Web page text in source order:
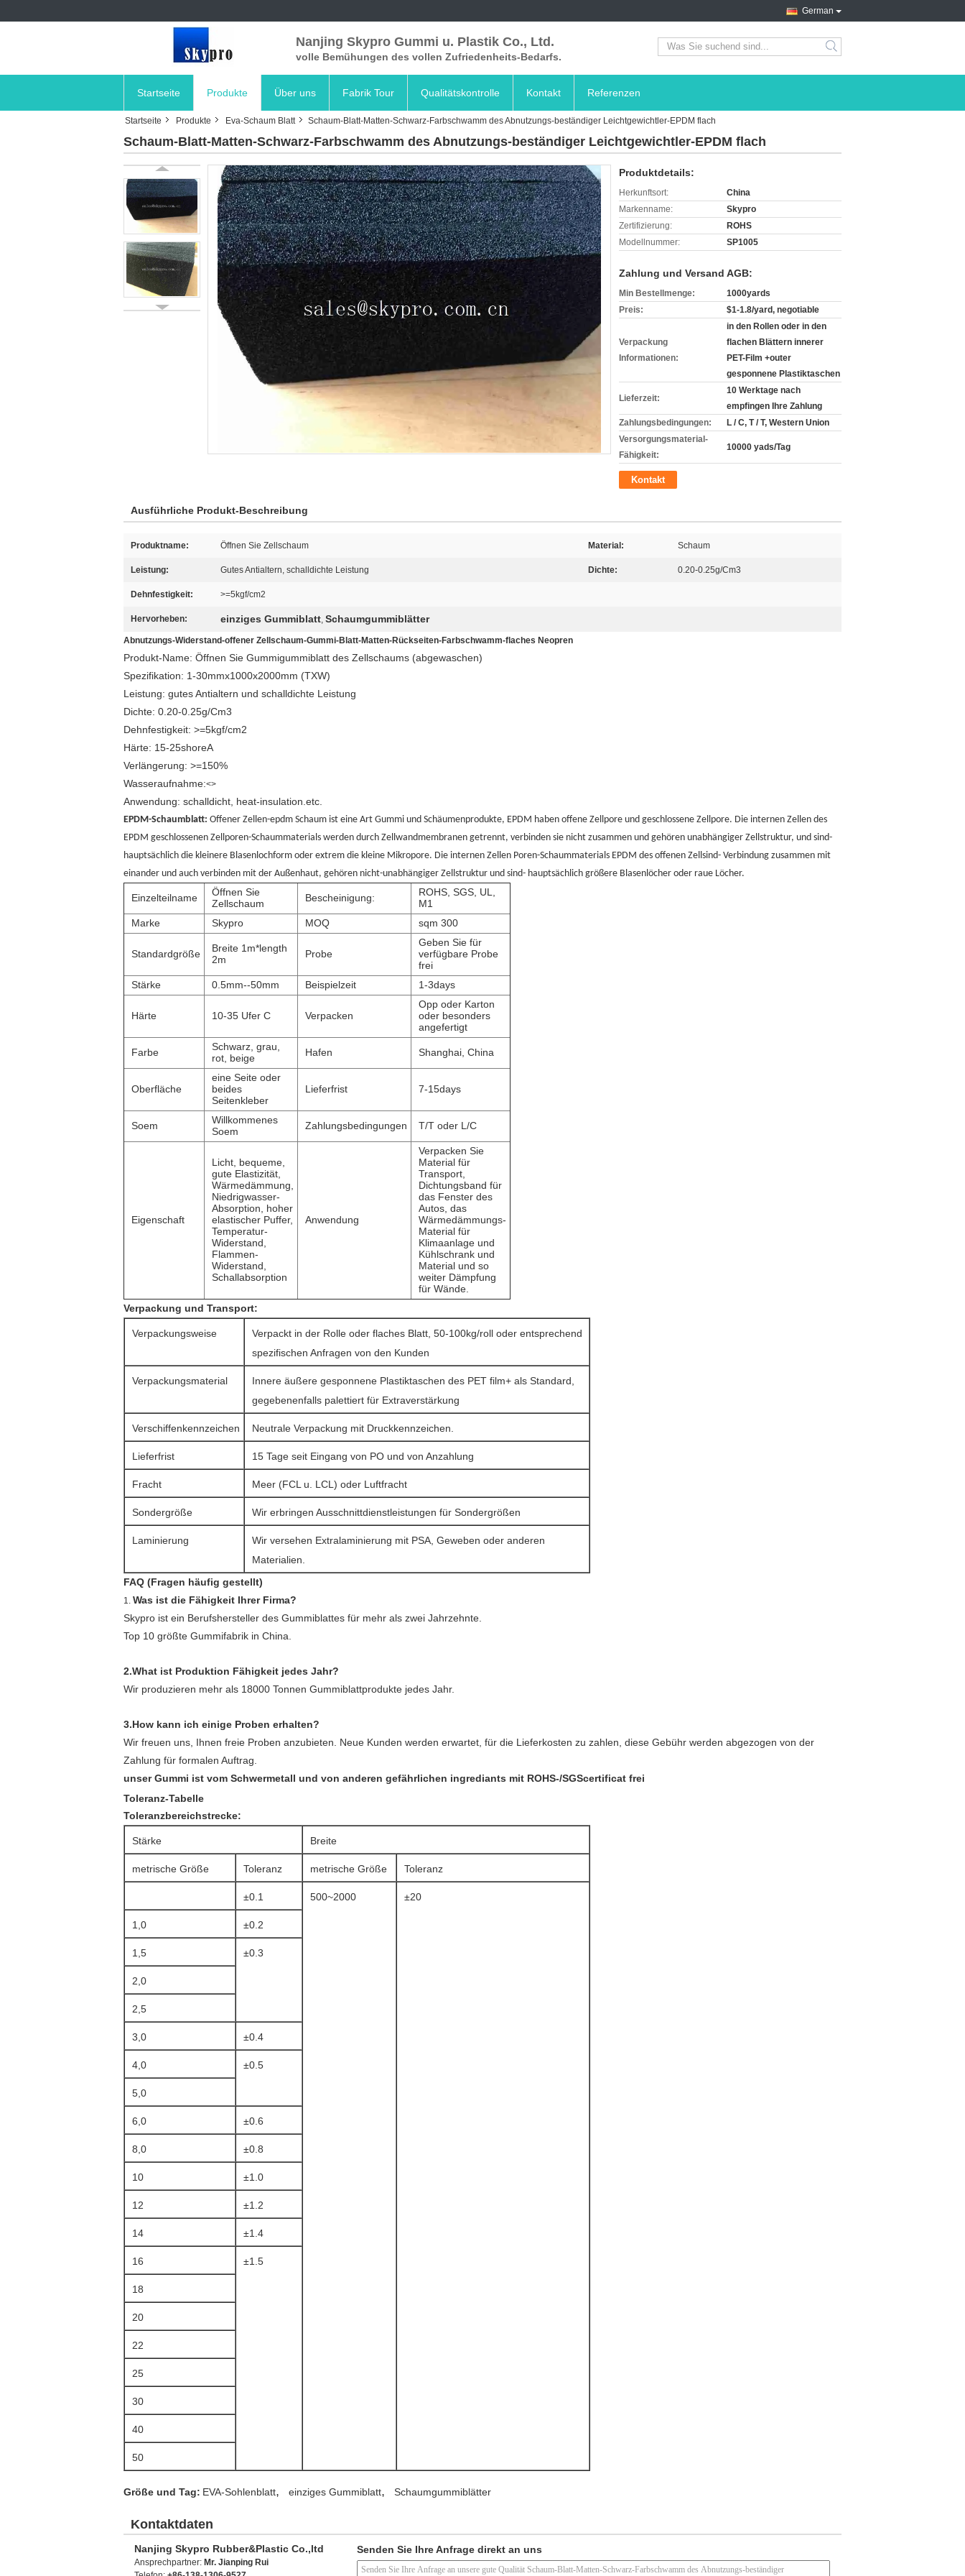
German
Nanjing Skypro Gummi u. Plastik Co., Ltd.
volle Bemühungen des vollen Zufriedenheits-Bedarfs. search
Startseite Produkte Über uns Fabrik Tour Qualitätskontrolle Kontakt Referenzen
Startseite Produkte Eva-Schaum Blatt Schaum-Blatt-Matten-Schwarz-Farbschwamm des Abnutzungs-beständiger Leichtgewichtler-EPDM flach
Schaum-Blatt-Matten-Schwarz-Farbschwamm des Abnutzungs-beständiger Leichtgewichtler-EPDM flach
Produktdetails:
Herkunftsort:
China
Markenname:
Skypro
Zertifizierung:
ROHS
Modellnummer:
SP1005
Zahlung und Versand AGB:
Min Bestellmenge:
1000yards
Preis:
$1-1.8/yard, negotiable
Verpackung
Informationen:
in den Rollen oder in den
flachen Blättern innerer
PET-Film +outer
gesponnene Plastiktaschen
Lieferzeit:
10 Werktage nach
empfingen Ihre Zahlung
Zahlungsbedingungen:
L / C, T / T, Western Union
Versorgungsmaterial-
Fähigkeit:
10000 yads/Tag
Kontakt
Ausführliche Produkt-Beschreibung
Produktname: Öffnen Sie Zellschaum Material: Schaum
Leistung: Gutes Antialtern, schalldichte Leistung Dichte: 0.20-0.25g/Cm3
Dehnfestigkeit: >=5kgf/cm2
Hervorheben: einziges Gummiblatt, Schaumgummiblätter
Abnutzungs-Widerstand-offener Zellschaum-Gummi-Blatt-Matten-Rückseiten-Farbschwamm-flaches Neopren
Produkt-Name: Öffnen Sie Gummigummiblatt des Zellschaums (abgewaschen)
Spezifikation: 1-30mmx1000x2000mm (TXW)
Leistung: gutes Antialtern und schalldichte Leistung
Dichte: 0.20-0.25g/Cm3
Dehnfestigkeit: >=5kgf/cm2
Härte: 15-25shoreA
Verlängerung: >=150%
Wasseraufnahme:<>
Anwendung: schalldicht, heat-insulation.etc.
EPDM-Schaumblatt: Offener Zellen-epdm Schaum ist eine Art Gummi und Schäumenprodukte, EPDM haben offene Zellpore und geschlossene Zellpore. Die internen Zellen des
EPDM geschlossenen Zellporen-Schaummaterials werden durch Zellwandmembranen getrennt, verbinden sie nicht zusammen und gehören unabhängiger Zellstruktur, und sind-
hauptsächlich die kleinere Blasenlochform oder extrem die kleine Mikropore. Die internen Zellen Poren-Schaummaterials EPDM des offenen Zellsind- Verbindung zusammen mit
einander und auch verbinden mit der Außenhaut, gehören nicht-unabhängiger Zellstruktur und sind- hauptsächlich größere Blasenlöcher oder raue Löcher.
Einzelteilname
Öffnen Sie
Zellschaum
Bescheinigung:
ROHS, SGS, UL,
M1
Marke
Skypro MOQ sqm 300
Standardgröße
Breite 1m*length
2m
Probe
Geben Sie für
verfügbare Probe
frei
Stärke
0.5mm--50mm Beispielzeit 1-3days
Härte 10-35 Ufer C Verpacken
Opp oder Karton
oder besonders
angefertigt
Farbe
Schwarz, grau,
rot, beige
Hafen Shanghai, China
Oberfläche
eine Seite oder
beides
Seitenkleber
Lieferfrist 7-15days
Soem
Willkommenes
Soem
Zahlungsbedingungen T/T oder L/C
Eigenschaft
Licht, bequeme,
gute Elastizität,
Wärmedämmung,
Niedrigwasser-
Absorption, hoher
elastischer Puffer,
Temperatur-
Widerstand,
Flammen-
Widerstand,
Schallabsorption
Anwendung
Verpacken Sie
Material für
Transport,
Dichtungsband für
das Fenster des
Autos, das
Wärmedämmungs-
Material für
Klimaanlage und
Kühlschrank und
Material und so
weiter Dämpfung
für Wände.
Verpackung und Transport:
Verpackungsweise
Verpackt in der Rolle oder flaches Blatt, 50-100kg/roll oder entsprechend
spezifischen Anfragen von den Kunden
Verpackungsmaterial
Innere äußere gesponnene Plastiktaschen des PET film+ als Standard,
gegebenenfalls palettiert für Extraverstärkung
Verschiffenkennzeichen Neutrale Verpackung mit Druckkennzeichen.
Lieferfrist 15 Tage seit Eingang von PO und von Anzahlung
Fracht Meer (FCL u. LCL) oder Luftfracht
Sondergröße Wir erbringen Ausschnittdienstleistungen für Sondergrößen
Laminierung
Wir versehen Extralaminierung mit PSA, Geweben oder anderen
Materialien.
FAQ (Fragen häufig gestellt)
1. Was ist die Fähigkeit Ihrer Firma?
Skypro ist ein Berufshersteller des Gummiblattes für mehr als zwei Jahrzehnte.
Top 10 größte Gummifabrik in China.
2.What ist Produktion Fähigkeit jedes Jahr?
Wir produzieren mehr als 18000 Tonnen Gummiblattprodukte jedes Jahr.
3.How kann ich einige Proben erhalten?
Wir freuen uns, Ihnen freie Proben anzubieten. Neue Kunden werden erwartet, für die Lieferkosten zu zahlen, diese Gebühr werden abgezogen von der
Zahlung für formalen Auftrag.
unser Gummi ist vom Schwermetall und von anderen gefährlichen ingrediants mit ROHS-/SGScertificat frei
Toleranz-Tabelle
Toleranzbereichstrecke:
Stärke Breite
metrische Größe Toleranz metrische Größe Toleranz
±0.1 500~2000 ±20
1,0 ±0.2
1,5 ±0.3
2,0
2,5
3,0 ±0.4
4,0 ±0.5
5,0
6,0 ±0.6
8,0 ±0.8
10 ±1.0
12 ±1.2
14 ±1.4
16 ±1.5
18
20
22
25
30
40
50
Größe und Tag: EVA-Sohlenblatt, einziges Gummiblatt, Schaumgummiblätter
Kontaktdaten
Nanjing Skypro Rubber&Plastic Co.,ltd
Ansprechpartner: Mr. Jianping Rui
Senden Sie Ihre Anfrage direkt an uns